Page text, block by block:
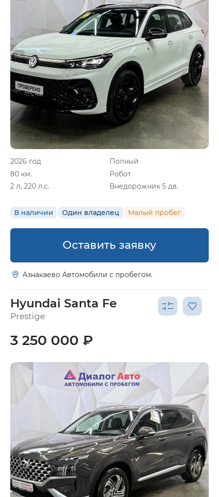
2026 год
Полный
80 км.
Робот
2 л, 220 л.с.
Внедорожник 5 дв.
В наличии Один владелец Малый пробег
Оставить заявку
Азнакаево Автомобили с пробегом.
Hyundai Santa Fe
Prestige
3 250 000 ₽